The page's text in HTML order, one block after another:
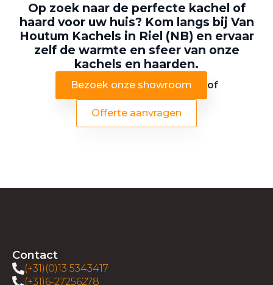
Op zoek naar de perfecte kachel of
haard voor uw huis? Kom langs bij Van
Houtum Kachels in Riel (NB) en ervaar
zelf de warmte en sfeer van onze
kachels en haarden.
Bezoek onze showroom of
Offerte aanvragen
Contact
(+31)(0)13 5343417
(+31)6-27256278